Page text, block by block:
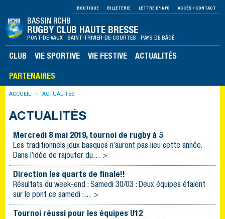
BOUTIQUE BILLETERIE LETTRE D'INFO ACCÈS / CONTACT
BASSIN RCHB
RUGBY CLUB HAUTE BRESSE
PONT-DE-VAUX SAINT-TRIVIER-DE-COURTES PAYS DE BÂGÉ
CLUB VIE SPORTIVE VIE FESTIVE ACTUALITÉS
PARTENAIRES
ACCUEIL ACTUALITÉS
ACTUALITÉS
Mercredi 8 mai 2019, tournoi de rugby à 5
Les traditionnels jeux basques n’auront pas lieu cette année.
Dans l’idée de rajouter du… >
Direction les quarts de finale!!
Résultats du week-end : Samedi 30/03 : Deux équipes étaient
sur le pont ce samedi :… >
Tournoi réussi pour les équipes U12